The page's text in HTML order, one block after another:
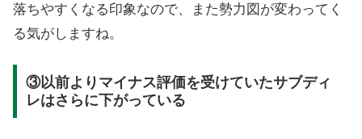
落ちやすくなる印象なので、また勢力図が変わってく
る気がしますね。
③以前よりマイナス評価を受けていたサブディ
レはさらに下がっている